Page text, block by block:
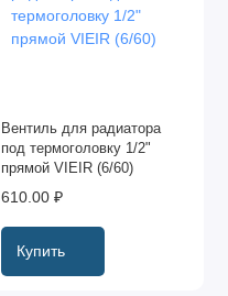
Вентиль для радиатора
под термоголовку 1/2"
прямой VIEIR (6/60)
610.00 ₽
Купить